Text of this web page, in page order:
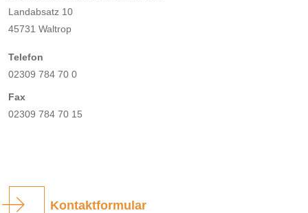
Landabsatz 10
45731 Waltrop
Telefon
02309 784 70 0
Fax
02309 784 70 15
Kontaktformular